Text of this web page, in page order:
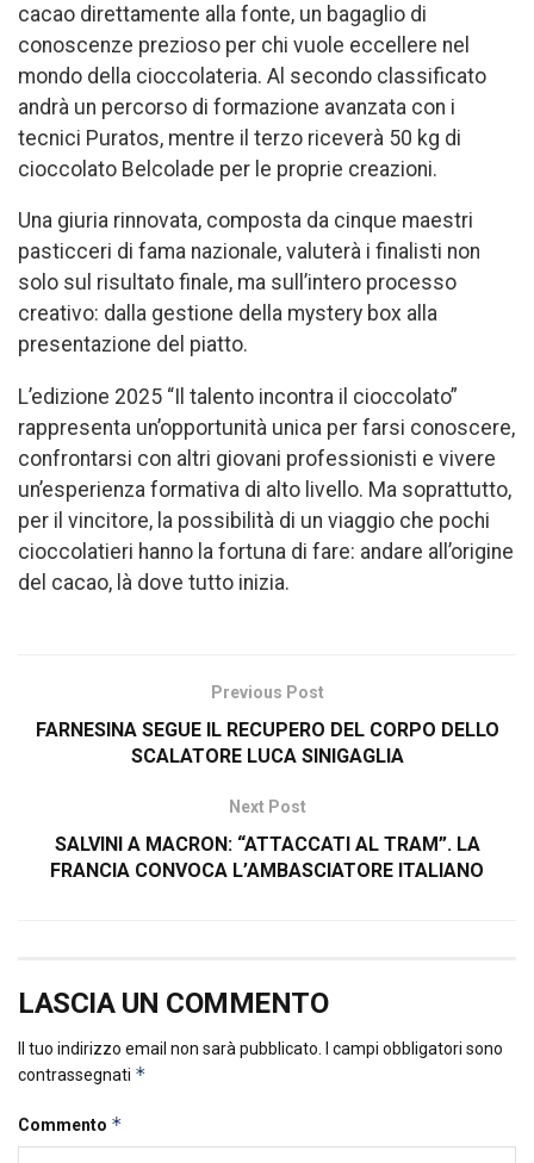
cacao direttamente alla fonte, un bagaglio di
conoscenze prezioso per chi vuole eccellere nel
mondo della cioccolateria. Al secondo classificato
andrà un percorso di formazione avanzata con i
tecnici Puratos, mentre il terzo riceverà 50 kg di
cioccolato Belcolade per le proprie creazioni.
Una giuria rinnovata, composta da cinque maestri
pasticceri di fama nazionale, valuterà i finalisti non
solo sul risultato finale, ma sull’intero processo
creativo: dalla gestione della mystery box alla
presentazione del piatto.
L’edizione 2025 “Il talento incontra il cioccolato”
rappresenta un’opportunità unica per farsi conoscere,
confrontarsi con altri giovani professionisti e vivere
un’esperienza formativa di alto livello. Ma soprattutto,
per il vincitore, la possibilità di un viaggio che pochi
cioccolatieri hanno la fortuna di fare: andare all’origine
del cacao, là dove tutto inizia.
Previous Post
FARNESINA SEGUE IL RECUPERO DEL CORPO DELLO
SCALATORE LUCA SINIGAGLIA
Next Post
SALVINI A MACRON: “ATTACCATI AL TRAM”. LA
FRANCIA CONVOCA L’AMBASCIATORE ITALIANO
LASCIA UN COMMENTO
Il tuo indirizzo email non sarà pubblicato.
I campi obbligatori sono
contrassegnati *
Commento *